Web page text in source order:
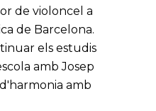
de violoncel a
de Barcelona.
els estudis
amb Josep
amb